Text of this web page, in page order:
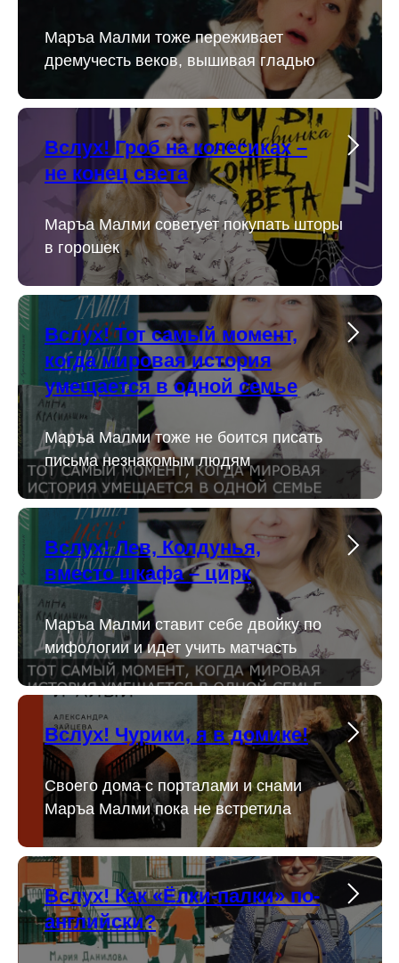
Маръа Малми тоже переживает
дремучесть веков, вышивая гладью
Вслух! Гроб на колесиках –
не конец света
Маръа Малми советует покупать шторы
в горошек
Вслух! Тот самый момент,
когда мировая история
умещается в одной семье
Маръа Малми тоже не боится писать
письма незнакомым людям
Вслух! Лев, Колдунья,
вместо шкафа – цирк
Маръа Малми ставит себе двойку по
мифологии и идет учить матчасть
Вслух! Чурики, я в домике!
Cвоего дома с порталами и снами
Маръа Малми пока не встретила
Вслух! Как «Ёлки-палки» по-
английски?